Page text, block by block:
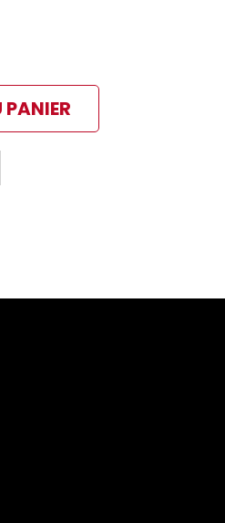
paiement sélectionné